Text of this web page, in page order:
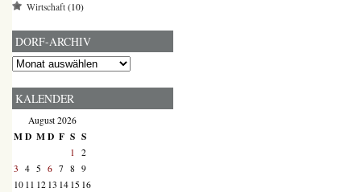
Wirtschaft (10)
DORF-ARCHIV
Dorf-
KALENDER
August 2026
MD MD F S S
1 2
3 4 5 6 7 8 9
10 11 12 13 14 15 16